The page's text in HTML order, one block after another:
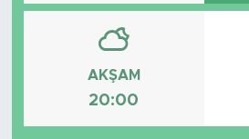
AKŞAM
20:00
Tavz Der
Bingöl Kaza Haberleri